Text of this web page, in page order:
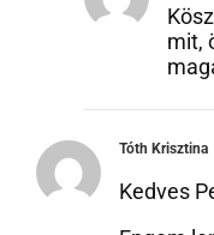
mit,
Kedves